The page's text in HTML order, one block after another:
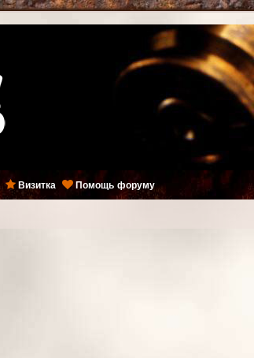
Визитка Помощь форуму